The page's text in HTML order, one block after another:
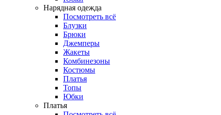
Нарядная одежда
Посмотреть всё
Блузки
Брюки
Джемперы
Жакеты
Комбинезоны
Костюмы
Платья
Топы
Юбки
Платья